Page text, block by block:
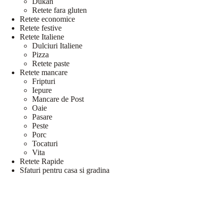
Retete fara gluten
Retete economice
Retete festive
Retete Italiene
Dulciuri Italiene
Pizza
Retete paste
Retete mancare
Fripturi
Iepure
Mancare de Post
Oaie
Pasare
Peste
Porc
Tocaturi
Vita
Retete Rapide
Sfaturi pentru casa si gradina